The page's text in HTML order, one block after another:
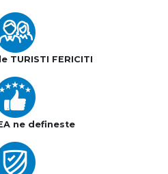
TURISTI FERICITI
ne defineste